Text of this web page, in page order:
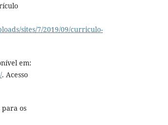
sites/7/2019/09/curriculo-
em:
. Acesso
para os